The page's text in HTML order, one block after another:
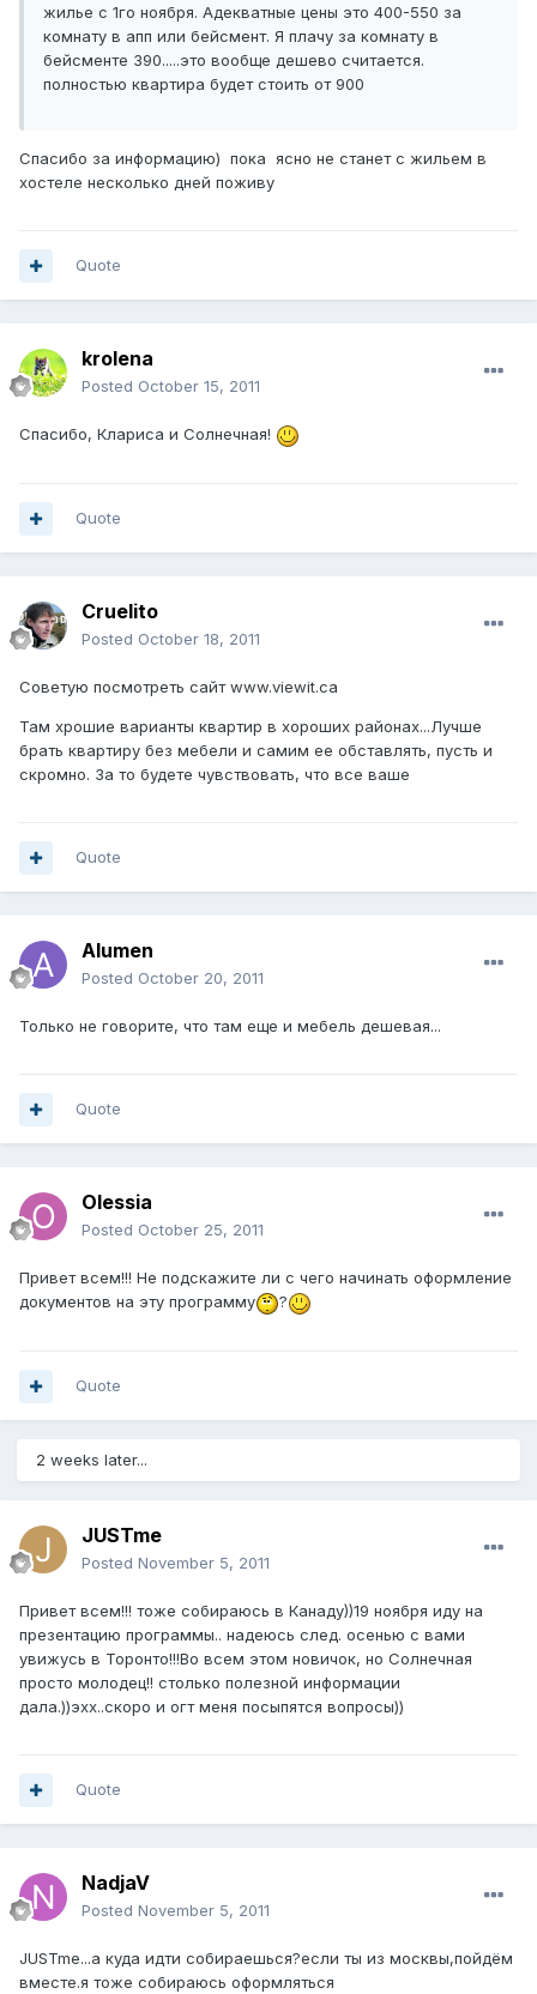
жилье с 1го ноября. Адекватные цены это 400-550 за
комнату в апп или бейсмент. Я плачу за комнату в
бейсменте 390.....это вообще дешево считается.
полностью квартира будет стоить от 900
Спасибо за информацию) пока ясно не станет с жильем в
хостеле несколько дней поживу
Quote
krolena
Posted October 15, 2011
Спасибо, Клариса и Солнечная!
Quote
Cruelito
Posted October 18, 2011
Советую посмотреть сайт www.viewit.ca
Там хрошие варианты квартир в хороших районах...Лучше
брать квартиру без мебели и самим ее обставлять, пусть и
скромно. За то будете чувствовать, что все ваше
Quote
Alumen
Posted October 20, 2011
Только не говорите, что там еще и мебель дешевая...
Quote
Olessia
Posted October 25, 2011
Привет всем!!! Не подскажите ли с чего начинать оформление
документов на эту программу
?
Quote
2 weeks later...
JUSTme
Posted November 5, 2011
Привет всем!!! тоже собираюсь в Канаду))19 ноября иду на
презентацию программы.. надеюсь след. осенью с вами
увижусь в Торонто!!!Во всем этом новичок, но Солнечная
просто молодец!! столько полезной информации
дала.))эхх..скоро и огт меня посыпятся вопросы))
Quote
NadjaV
Posted November 5, 2011
JUSTme...а куда идти собираешься?если ты из москвы,пойдём
вместе.я тоже собираюсь оформляться